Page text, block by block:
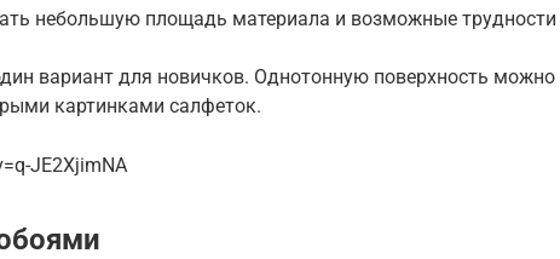
небольшую площадь материала и возможные трудности
вариант для новичков. Однотонную поверхность можно
картинками салфеток.
JE2XjimNA